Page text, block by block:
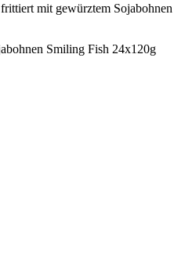
mit gewürztem Sojabohnen
Smiling Fish 24x120g